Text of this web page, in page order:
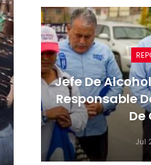
Jefe De
Responsable
De
Jul